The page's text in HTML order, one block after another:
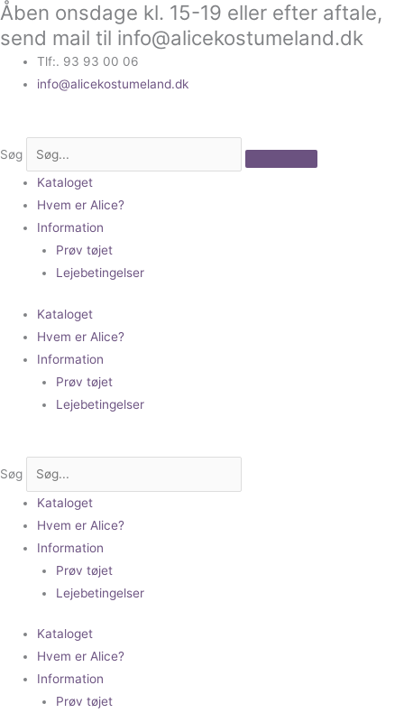
Gå
til
indholdet
Åben onsdage kl. 15-19 eller efter aftale,
send mail til info@alicekostumeland.dk
Tlf:. 93 93 00 06
info@alicekostumeland.dk
Søg
Kataloget
Hvem er Alice?
Information
Prøv tøjet
Lejebetingelser
Kataloget
Hvem er Alice?
Information
Prøv tøjet
Lejebetingelser
Søg
Kataloget
Hvem er Alice?
Information
Prøv tøjet
Lejebetingelser
Kataloget
Hvem er Alice?
Information
Prøv tøjet